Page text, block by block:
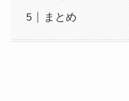
まとめ